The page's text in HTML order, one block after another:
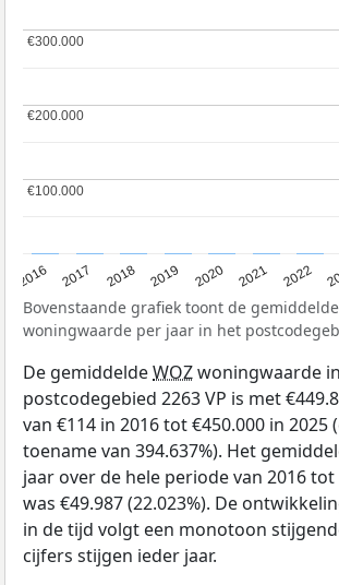
2016 2017 2018 2019 2020 2021 2022
€100.000
€100.000
€200.000
€200.000
€300.000
€300.000
Bovenstaande grafiek toont de gemiddelde
woningwaarde per jaar in het
De gemiddeldeWOZwoningwaarde
postcodegebied 2263 VP is met
van €114 in 2016 tot €450.000 in 2025
toename van 394.637%). Het
jaar over de hele periode van 2016
was €49.987 (22.023%). De
in de tijd volgt een monotoon
cijfers stijgen ieder jaar.